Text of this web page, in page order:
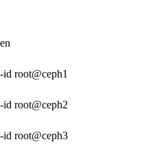
root@ceph1
root@ceph2
id root@ceph3